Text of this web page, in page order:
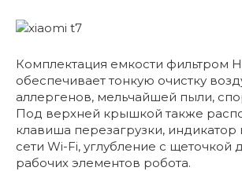
Комплектация емкости фильтром
обеспечивает тонкую очистку
аллергенов, мельчайшей пыли,
Под верхней крышкой также
клавиша перезагрузки,
сети Wi-Fi, углубление с щеточкой
рабочих элементов робота.